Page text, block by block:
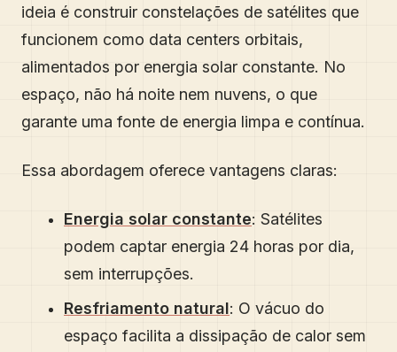
ideia é construir constelações de satélites que
funcionem como data centers orbitais,
alimentados por energia solar constante. No
espaço, não há noite nem nuvens, o que
garante uma fonte de energia limpa e contínua.
Essa abordagem oferece vantagens claras:
Energia solar constante: Satélites
podem captar energia 24 horas por dia,
sem interrupções.
Resfriamento natural: O vácuo do
espaço facilita a dissipação de calor sem